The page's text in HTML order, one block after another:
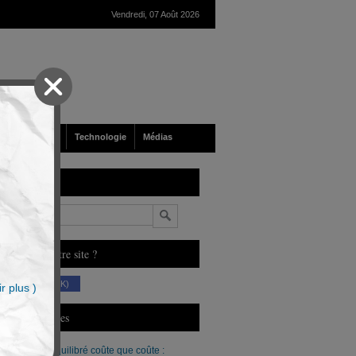
Vendredi, 07 Août 2026
Société Technologie Médias
Vous aimez notre site ?
(230 K)
Derniers Articles
Un budget équilibré coûte que coûte :
plus )